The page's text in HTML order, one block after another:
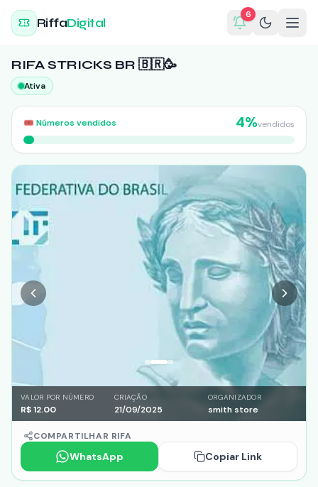
RiffaDigital
6
RIFA STRICKS BR 🇧🇷🥳
Ativa
🎟️ Números vendidos 4%vendidos
VALOR POR NÚMERO
R$12.00
CRIAÇÃO
21/09/2025
ORGANIZADOR
smith store
COMPARTILHAR RIFA
WhatsApp Copiar Link